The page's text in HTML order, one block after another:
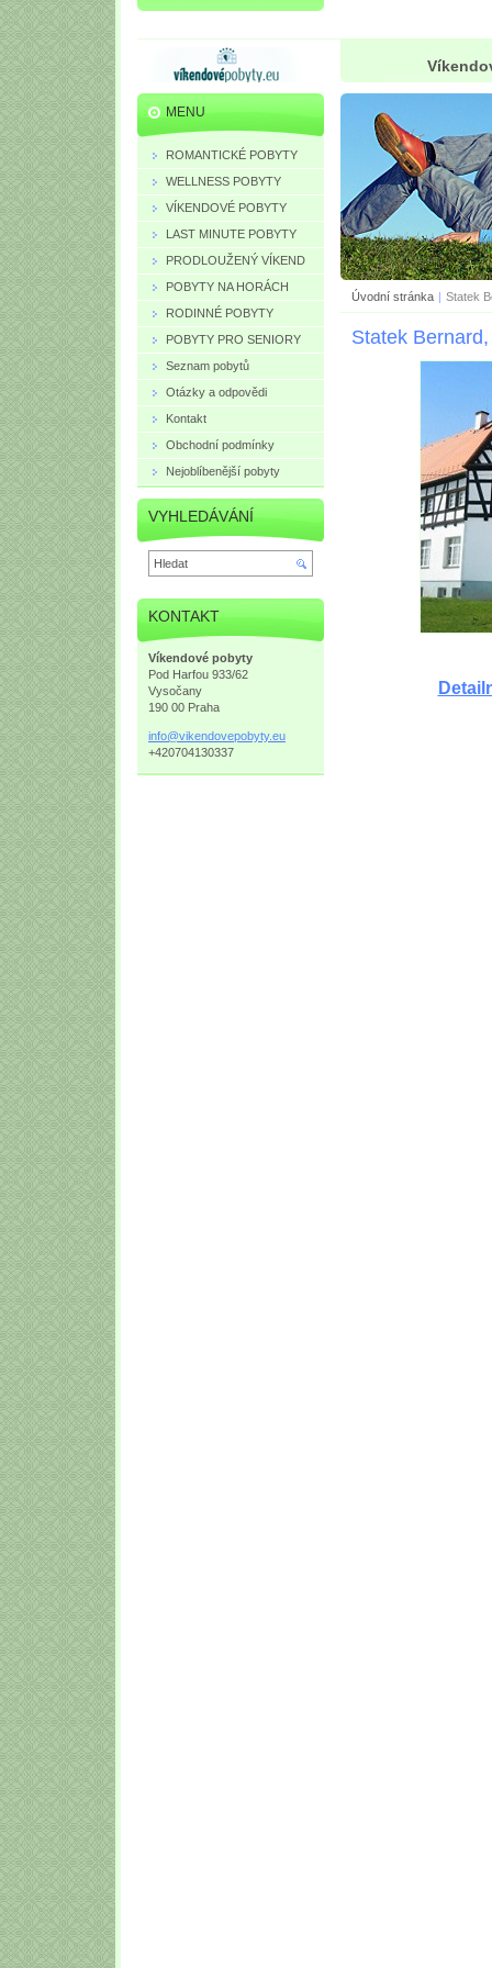
Úvodní stránka | Statek
Statek
MENU
ROMANTICKÉ POBYTY
WELLNESS POBYTY
VÍKENDOVÉ POBYTY
LAST MINUTE POBYTY
PRODLOUŽENÝ VÍKEND
POBYTY NA HORÁCH
RODINNÉ POBYTY
POBYTY PRO SENIORY
Seznam pobytů
Otázky a odpovědi
Kontakt
Obchodní podmínky
Nejoblíbenější pobyty
VYHLEDÁVÁNÍ
KONTAKT
Víkendové pobyty
Pod Harfou 933/62
Vysočany
190 00 Praha
info@vikendovepobyty.eu
+420704130337